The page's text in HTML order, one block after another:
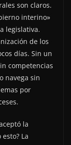
son claros.
interino»
legislativa.
de los
días. Sin un
competencias
navega sin
por
la
La